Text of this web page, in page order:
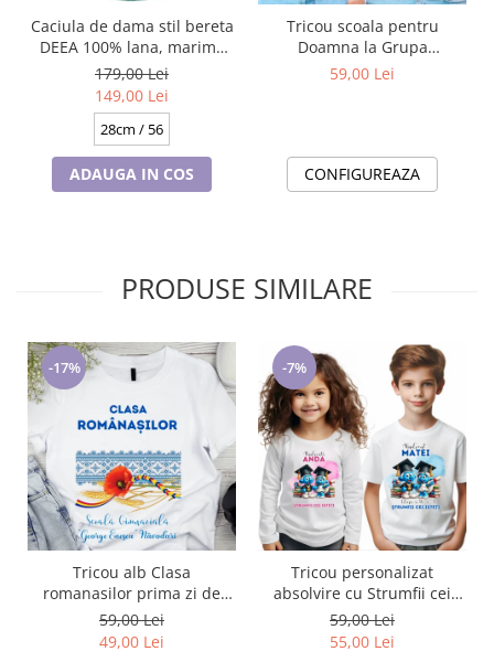
Caciula de dama stil bereta
DEEA 100% lana, marime
universala BA25.01. 630
verde made Polonia
179,00 Lei
149,00 Lei
28cm / 56
ADAUGA IN COS
Tricou scoala pentru
Doamna la Grupa
boboceilor– cadou
59,00 Lei
CONFIGUREAZA
PRODUSE SIMILARE
-17%
Tricou alb Clasa
romanasilor prima zi de
gradinita sau scoala din
bumbac ABS1133
59,00 Lei
49,00 Lei
-7%
Tricou personalizat
absolvire cu Strumfii cei
isteti
59,00 Lei
55,00 Lei